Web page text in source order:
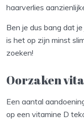
haarverlies
Ben je dus bang dat
is het op zijn minst
zoeken!
Oorzaken
Een aantal
op een vitamine D